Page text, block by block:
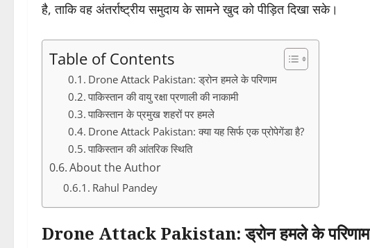
है, ताकि वह अंतर्राष्ट्रीय समुदाय के सामने खुद को पीड़ित दिखा सके।
Table of Contents
Drone Attack Pakistan: ड्रोन हमले के परिणाम
पाकिस्तान की वायु रक्षा प्रणाली की नाकामी
पाकिस्तान के प्रमुख शहरों पर हमले
Drone Attack Pakistan: क्या यह सिर्फ एक प्रोपेगेंडा है?
पाकिस्तान की आंतरिक स्थिति
About the Author
Rahul Pandey
Drone Attack Pakistan: ड्रोन हमले के परिणाम